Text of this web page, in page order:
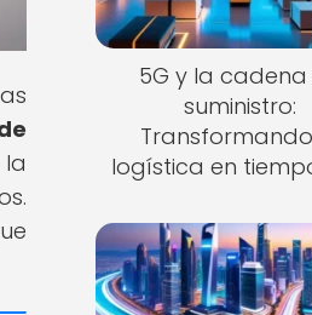
5G y la
suministro:
logística en